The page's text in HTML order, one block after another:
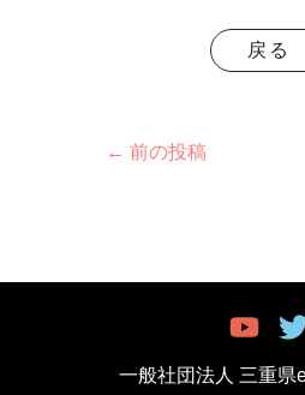
戻る
← 前の投稿
一般社団法人 三重県